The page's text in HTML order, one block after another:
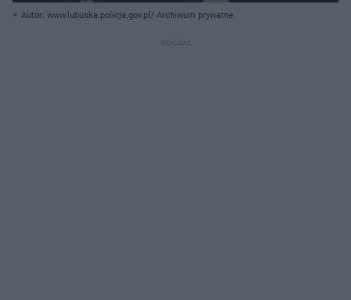
Autor: www.lubuska.policja.gov.pl/ Archiwum prywatne